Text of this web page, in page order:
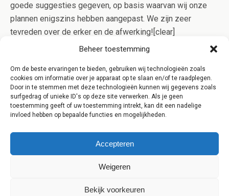
Beheer toestemming
Om de beste ervaringen te bieden, gebruiken wij technologieën zoals
cookies om informatie over je apparaat op te slaan en/of te raadplegen.
Door in te stemmen met deze technologieën kunnen wij gegevens zoals
surfgedrag of unieke ID's op deze site verwerken. Als je geen
toestemming geeft of uw toestemming intrekt, kan dit een nadelige
invloed hebben op bepaalde functies en mogelijkheden.
Accepteren
Weigeren
Bekijk voorkeuren
goede suggesties gegeven, op basis waarvan wij onze
plannen enigszins hebben aangepast. We zijn zeer
tevreden over de erker en de afwerking![clear]
[/one_third_last] [clear] [content-highlight]Aanbouw Expres
Rijswijk die in bezit zijn van het Kluskeurmerk. Op deze
manier bent u verzekerd van kwaliteit en controle op het
werk![/content-highlight]
Terug naar boven
Mobiel Desktop